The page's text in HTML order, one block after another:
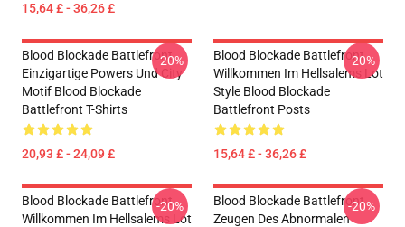
15,64 £ - 36,26 £
Blood Blockade Battlefront
Einzigartige Powers Und City
Motif Blood Blockade
Battlefront T-Shirts
20,93 £ - 24,09 £
-20%
Blood Blockade Battlefront
Willkommen Im Hellsalems Lot
Style Blood Blockade
Battlefront Posts
15,64 £ - 36,26 £
-20%
Blood Blockade Battlefront
Willkommen Im Hellsalems Lot
-20%
Blood Blockade Battlefront
Zeugen Des Abnormalen
-20%